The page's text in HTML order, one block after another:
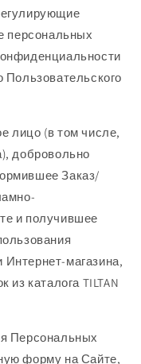
персональных
лицо (в том числе,
добровольно
Заказ/
и получившее
магазина,
каталога TILTAN
Персональных
форму на Сайте,